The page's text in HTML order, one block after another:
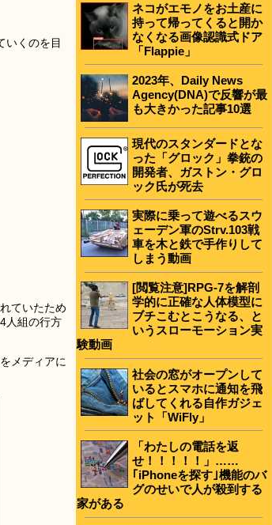
いくのを目
ていたため
人組の行方
メディアに
ネコがエモノをお土産に
持って帰ってくると開か
なくなる画像認識式ドア
「Flappie」
2023年、Daily News
Agency(DNA)で反響が最
も大きかった記事10選
現代のスタンダードとな
った「グロック」拳銃の
開発者、ガストン・グロ
ック氏が死去
実際に乗って遊べるスウ
ェーデン軍のStrv.103戦
車を木と鉄で手作りして
しまう動画
[閲覧注意]RPG-7を解剖
学的に正確な人体模型に
ブチこむとこうなる、と
いうスローモーション実
験動画
社会の窓がオープンして
いるとスマホに通知を飛
ばしてくれる自作ガジェ
ット「WiFly」
「わたしの電話を返
せ！！！！！」……
｢iPhoneを探す｣機能のバ
グのせいで人が殺到する
家がある